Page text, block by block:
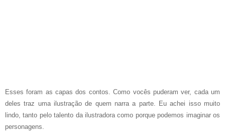
Esses foram as capas dos contos. Como vocês puderam ver, cada um
deles traz uma ilustração de quem narra a parte. Eu achei isso muito
lindo, tanto pelo talento da ilustradora como porque podemos imaginar os
personagens.